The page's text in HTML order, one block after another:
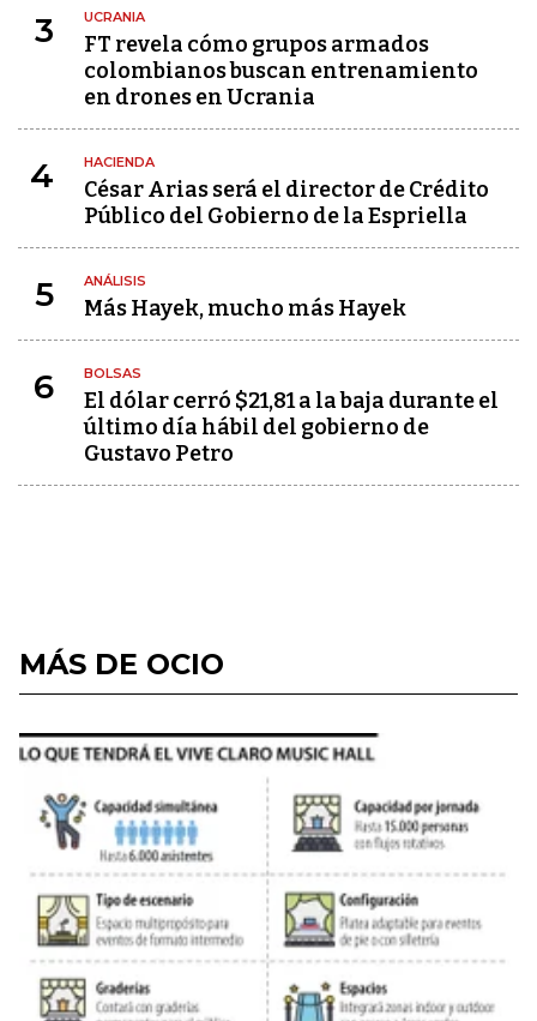
3 UCRANIA
FT revela cómo grupos armados
colombianos buscan entrenamiento
en drones en Ucrania
4 HACIENDA
César Arias será el director de Crédito
Público del Gobierno de la Espriella
5 ANÁLISIS
Más Hayek, mucho más Hayek
6 BOLSAS
El dólar cerró $21,81 a la baja durante el
último día hábil del gobierno de
Gustavo Petro
MÁS DE OCIO